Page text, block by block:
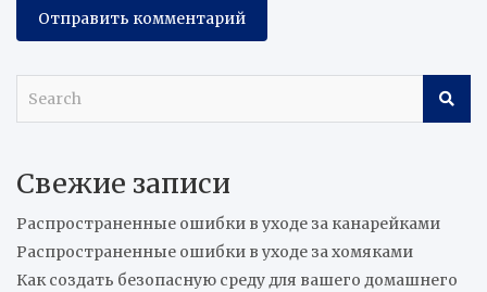
c
Свежие записи
Распространенные ошибки в уходе за канарейками
Распространенные ошибки в уходе за хомяками
Как создать безопасную среду для вашего домашнего